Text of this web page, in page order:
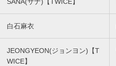
白石麻衣
JEONGYEON(ジョンヨン)【T
WICE】